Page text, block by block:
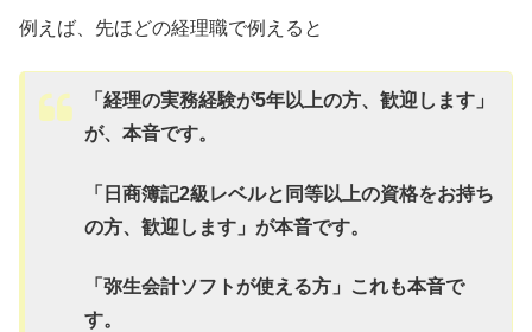
例えば、先ほどの経理職で例えると
「経理の実務経験が5年以上の方、歓迎します」
が、本音です。
「日商簿記2級レベルと同等以上の資格をお持ち
の方、歓迎します」が本音です。
「弥生会計ソフトが使える方」これも本音で
す。